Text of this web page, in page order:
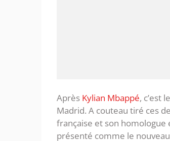
Après Kylian Mbappé, c’est
Madrid. A couteau tiré ces
française et son homologue
présenté comme le